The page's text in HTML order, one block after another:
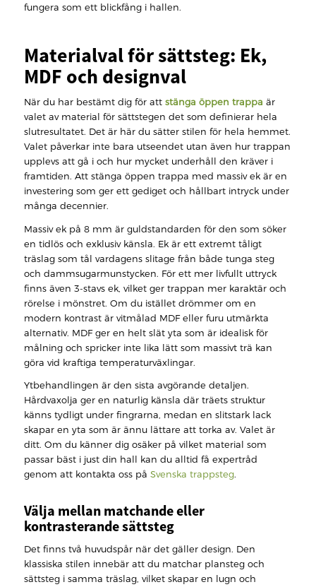
fungera som ett blickfång i hallen.
Materialval för sättsteg: Ek,
MDF och designval
När du har bestämt dig för att stänga öppen trappa är
valet av material för sättstegen det som definierar hela
slutresultatet. Det är här du sätter stilen för hela hemmet.
Valet påverkar inte bara utseendet utan även hur trappan
upplevs att gå i och hur mycket underhåll den kräver i
framtiden. Att stänga öppen trappa med massiv ek är en
investering som ger ett gediget och hållbart intryck under
många decennier.
Massiv ek på 8 mm är guldstandarden för den som söker
en tidlös och exklusiv känsla. Ek är ett extremt tåligt
träslag som tål vardagens slitage från både tunga steg
och dammsugarmunstycken. För ett mer livfullt uttryck
finns även 3-stavs ek, vilket ger trappan mer karaktär och
rörelse i mönstret. Om du istället drömmer om en
modern kontrast är vitmålad MDF eller furu utmärkta
alternativ. MDF ger en helt slät yta som är idealisk för
målning och spricker inte lika lätt som massivt trä kan
göra vid kraftiga temperaturväxlingar.
Ytbehandlingen är den sista avgörande detaljen.
Hårdvaxolja ger en naturlig känsla där träets struktur
känns tydligt under fingrarna, medan en slitstark lack
skapar en yta som är ännu lättare att torka av. Valet är
ditt. Om du känner dig osäker på vilket material som
passar bäst i just din hall kan du alltid få expertråd
genom att kontakta oss på Svenska trappsteg.
Välja mellan matchande eller
kontrasterande sättsteg
Det finns två huvudspår när det gäller design. Den
klassiska stilen innebär att du matchar plansteg och
sättsteg i samma träslag, vilket skapar en lugn och